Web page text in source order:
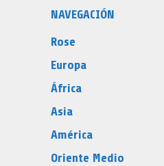
NAVEGACIÓN
Rose
Europa
África
Asia
América
Oriente Medio